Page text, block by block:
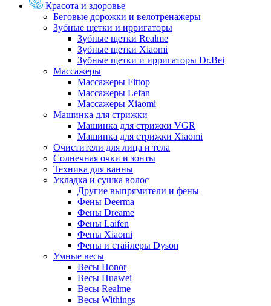
Красота и здоровье
Беговые дорожки и велотренажеры
Зубные щетки и ирригаторы
Зубные щетки Realme
Зубные щетки Xiaomi
Зубные щетки и ирригаторы Dr.Bei
Массажеры
Массажеры Fittop
Массажеры Lefan
Массажеры Xiaomi
Машинка для стрижки
Машинка для стрижки VGR
Машинка для стрижки Xiaomi
Очистители для лица и тела
Солнечная очки и зонты
Техника для ванны
Укладка и сушка волос
Другие выпрямители и фены
Фены Deerma
Фены Dreame
Фены Laifen
Фены Xiaomi
Фены и стайлеры Dyson
Умные весы
Весы Honor
Весы Huawei
Весы Realme
Весы Withings